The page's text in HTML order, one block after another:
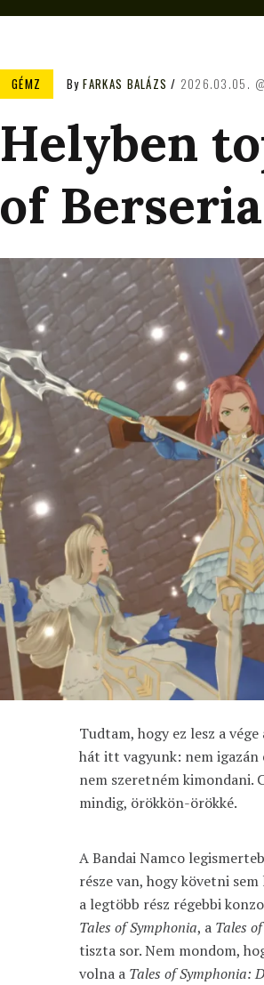
GÉMZ ByFARKAS BALÁZS 2026.03.05.
Helyben
of
Tudtam, hogy ez lesz a vége
hát itt vagyunk: nem igazán
nem szeretném kimondani.
mindig, örökkön-örökké.
A Bandai Namco
része van, hogy követni
a legtöbb rész régebbi
Tales of Symphonia, a Tales
tiszta sor. Nem mondom,
volna a Tales of Symphonia: